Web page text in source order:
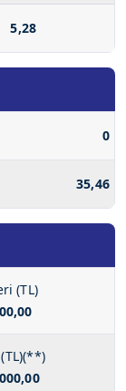
5,28
0
35,46
(TL)